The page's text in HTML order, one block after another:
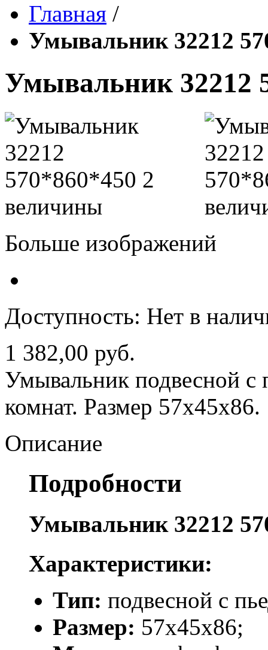
Главная /
Умывальник 32212
Умывальник 32212
Больше изображений
Доступность: Нет в
1 382,00 руб.
Умывальник подвесной с
комнат. Размер 57х45х86.
Описание
Подробности
Умывальник 32212
Характеристики:
Тип: подвесной с
Размер: 57х45х86;